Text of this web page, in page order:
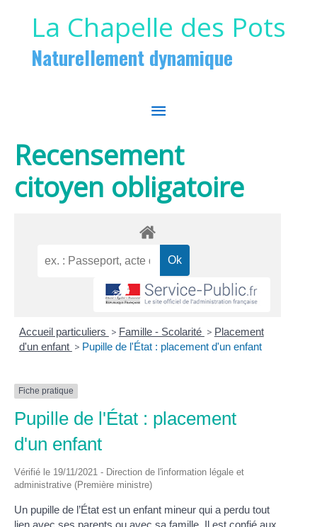
La Chapelle des Pots
Naturellement dynamique
MENU
PRINCIPAL
Recensement
citoyen obligatoire
Accueil particuliers > Famille - Scolarité > Placement
d'un enfant > Pupille de l'État : placement d'un enfant
Fiche pratique
Pupille de l'État : placement
d'un enfant
Vérifié le 19/11/2021 - Direction de l'information légale et
administrative (Première ministre)
Un pupille de l’État est un enfant mineur qui a perdu tout
lien avec ses parents ou avec sa famille. Il est confié aux